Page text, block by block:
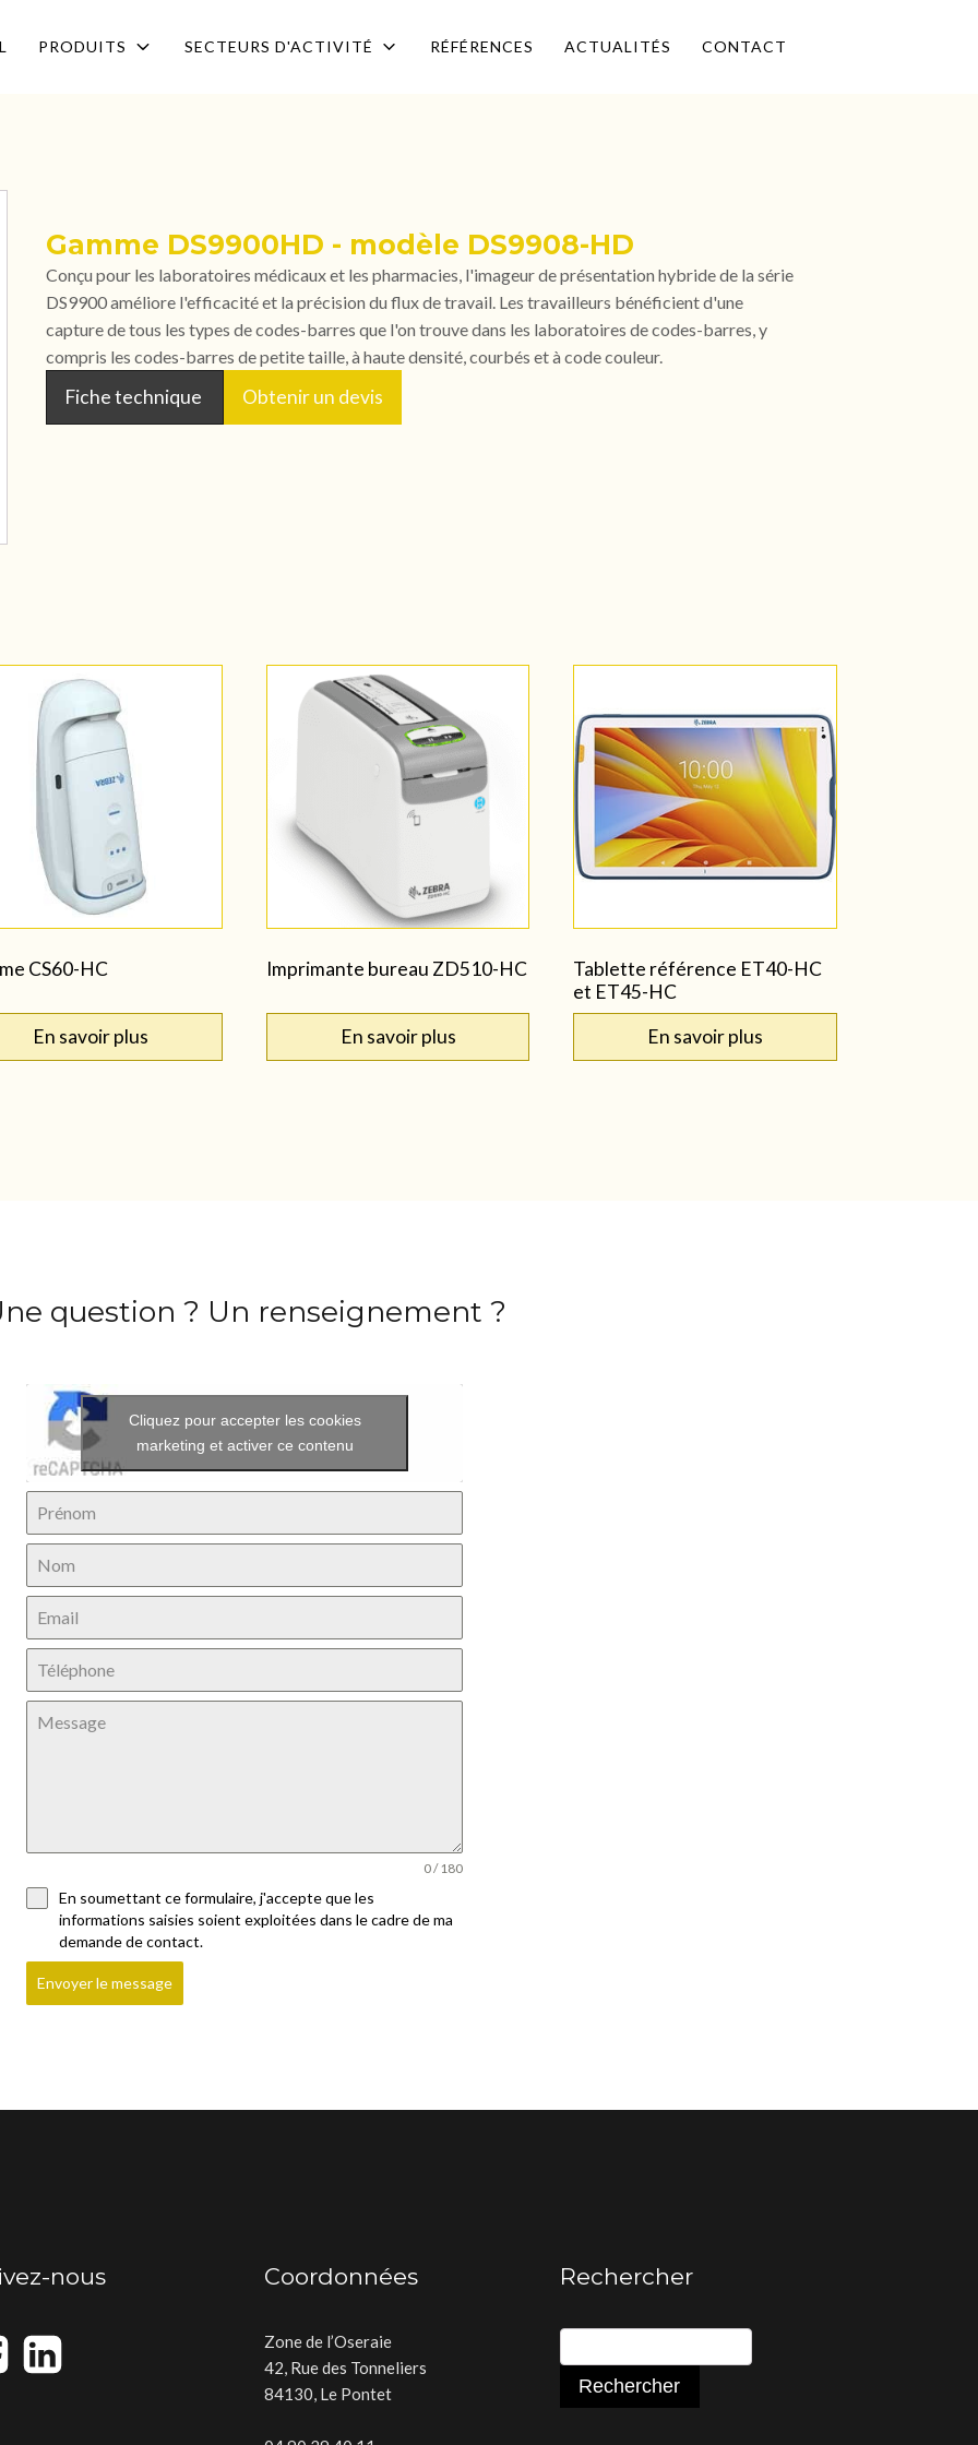
PRODUITS SECTEURS D'ACTIVITÉ RÉFÉRENCES ACTUALITÉS CONTACT
Gamme DS9900HD - modèle DS9908-HD
Conçu pour les laboratoires médicaux et les pharmacies, l'imageur de présentation hybride de la série
DS9900 améliore l'efficacité et la précision du flux de travail. Les travailleurs bénéficient d'une
capture de tous les types de codes-barres que l'on trouve dans les laboratoires de codes-barres, y
compris les codes-barres de petite taille, à haute densité, courbés et à code couleur.
Fiche technique Obtenir un devis
CS60-HC
En savoir plus
Imprimante bureau ZD510-HC
En savoir plus
Tablette référence ET40-HC
et ET45-HC
En savoir plus
question ? Un renseignement ?
Cliquez pour accepter les cookies
marketing et activer ce contenu
0 / 180
En soumettant ce formulaire, j'accepte que les
informations saisies soient exploitées dans le cadre de ma
demande de contact.
Envoyer le message
nous Coordonnées
Zone de l’Oseraie
42, Rue des Tonneliers
84130, Le Pontet
Rechercher